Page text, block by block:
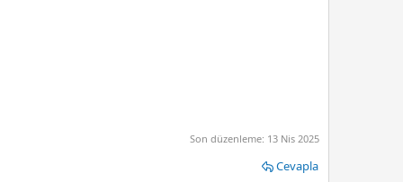
Son düzenleme: 13 Nis 2025
Cevapla